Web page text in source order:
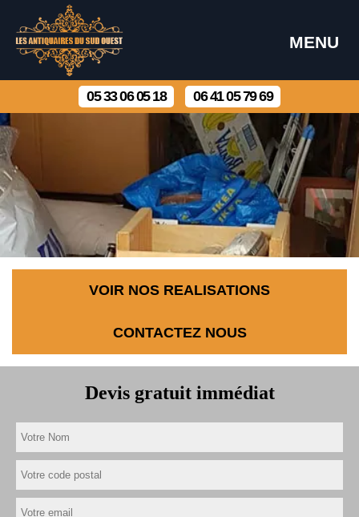
MENU
05 33 06 05 18 06 41 05 79 69
VOIR NOS REALISATIONS
CONTACTEZ NOUS
Devis gratuit immédiat